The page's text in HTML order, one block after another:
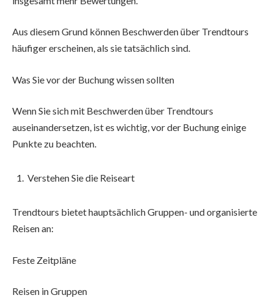
Aus diesem Grund können Beschwerden über Trendtours
häufiger erscheinen, als sie tatsächlich sind.
Was Sie vor der Buchung wissen sollten
Wenn Sie sich mit Beschwerden über Trendtours
auseinandersetzen, ist es wichtig, vor der Buchung einige
Punkte zu beachten.
Verstehen Sie die Reiseart
Trendtours bietet hauptsächlich Gruppen- und organisierte
Reisen an:
Feste Zeitpläne
Reisen in Gruppen